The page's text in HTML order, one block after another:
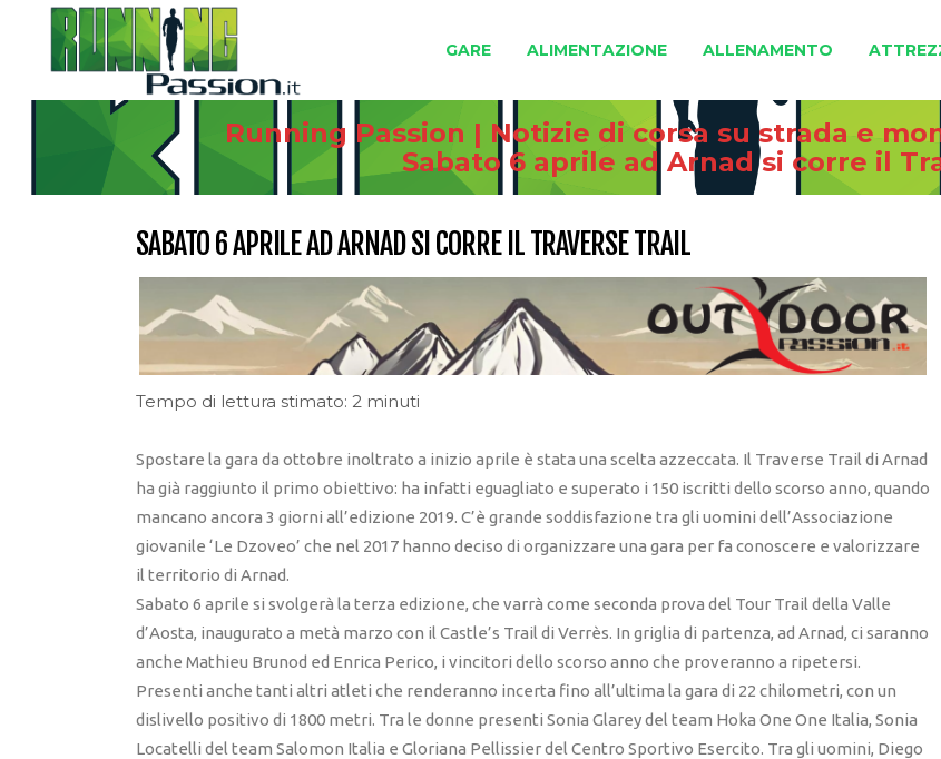
GARE ALIMENTAZIONE ALLENAMENTO
Running Passion | Notizie di corsa su strada e
Sabato 6 aprile ad Arnad si corre il
SABATO 6 APRILE AD ARNAD SI CORRE IL TRAVERSE TRAIL
Tempo di lettura stimato: 2 minuti
Spostare la gara da ottobre inoltrato a inizio aprile è stata una scelta azzeccata. Il Traverse Trail di Arnad
ha già raggiunto il primo obiettivo: ha infatti eguagliato e superato i 150 iscritti dello scorso anno, quando
mancano ancora 3 giorni all’edizione 2019. C’è grande soddisfazione tra gli uomini dell’Associazione
giovanile ‘Le Dzoveo’ che nel 2017 hanno deciso di organizzare una gara per fa conoscere e valorizzare
il territorio di Arnad.
Sabato 6 aprile si svolgerà la terza edizione, che varrà come seconda prova del Tour Trail della Valle
d’Aosta, inaugurato a metà marzo con il Castle’s Trail di Verrès. In griglia di partenza, ad Arnad, ci saranno
anche Mathieu Brunod ed Enrica Perico, i vincitori dello scorso anno che proveranno a ripetersi.
Presenti anche tanti altri atleti che renderanno incerta fino all’ultima la gara di 22 chilometri, con un
dislivello positivo di 1800 metri. Tra le donne presenti Sonia Glarey del team Hoka One One Italia, Sonia
Locatelli del team Salomon Italia e Gloriana Pellissier del Centro Sportivo Esercito. Tra gli uomini, Diego